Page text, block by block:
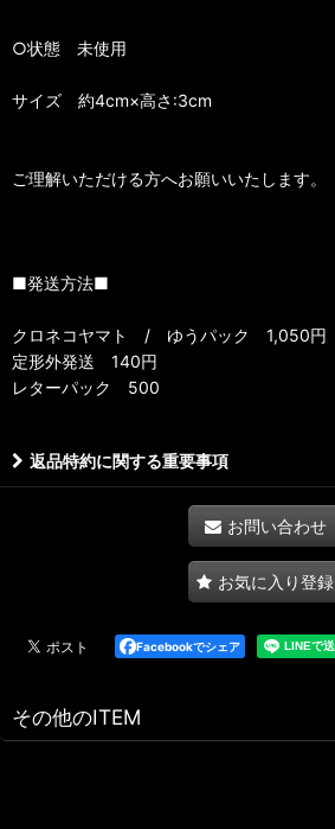
○状態 未使用
サイズ 約4cm×高さ:3cm
ご理解いただける方へお願いいたします。
■発送方法■
クロネコヤマト / ゆうパック 1,050円
定形外発送 140円
レターパック 500
返品特約に関する重要事項
お問い合わせ
お気に入り登録
Facebookでシェア
その他のITEM